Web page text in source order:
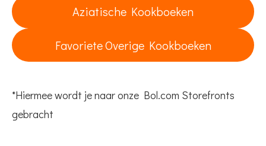
Aziatische Kookboeken
Favoriete Overige Kookboeken
*Hiermee wordt je naar onze Bol.com Storefronts
gebracht